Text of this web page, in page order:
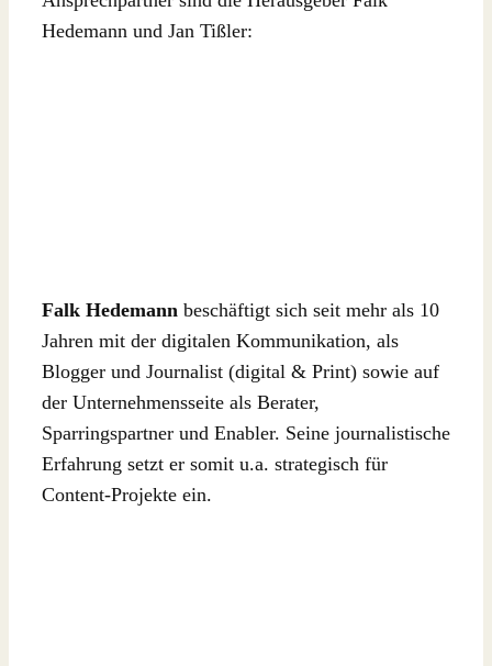
Hedemann und Jan Tißler:
Falk Hedemann beschäftigt sich seit mehr als 10
Jahren mit der digitalen Kommunikation, als
Blogger und Journalist (digital & Print) sowie auf
der Unternehmensseite als Berater,
Sparringspartner und Enabler. Seine journalistische
Erfahrung setzt er somit u.a. strategisch für
Content-Projekte ein.